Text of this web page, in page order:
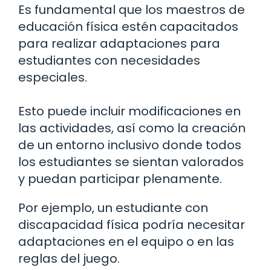
Es fundamental que los maestros de
educación física estén capacitados
para realizar adaptaciones para
estudiantes con necesidades
especiales.
Esto puede incluir modificaciones en
las actividades, así como la creación
de un entorno inclusivo donde todos
los estudiantes se sientan valorados
y puedan participar plenamente.
Por ejemplo, un estudiante con
discapacidad física podría necesitar
adaptaciones en el equipo o en las
reglas del juego.